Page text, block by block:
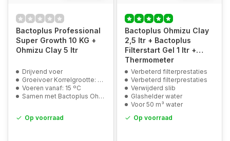
Bactoplus Professional
Super Growth 10 KG +
Ohmizu Clay 5 ltr
Drijvend voer
Groeivoer Korrelgrootte: 6 mm
Voeren vanaf: 15 ºC
Samen met Bactoplus Ohmizu Clay 5 ltr
Op voorraad
Bactoplus Ohmizu Clay
2,5 ltr + Bactoplus
Filterstart Gel 1 ltr +
Thermometer
Verbeterd filterprestaties
Verbeterd filterprestaties
Verwijderd slib
Glashelder water
Voor 50 m³ water
Op voorraad